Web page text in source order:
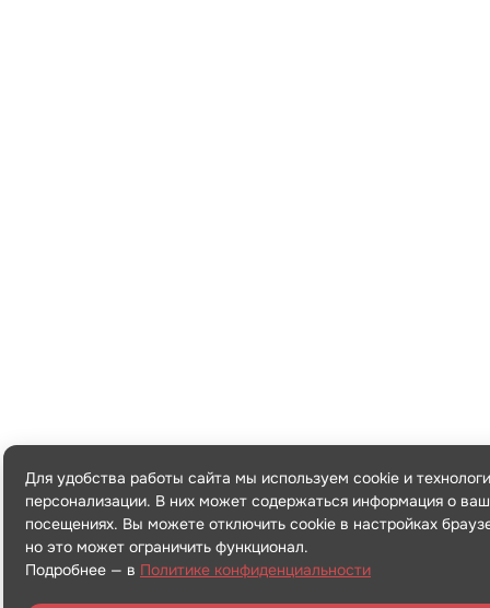
Для удобства работы сайта мы используем cookie и
персонализации. В них может содержаться информация о
посещениях. Вы можете отключить cookie в настройках
но это может ограничить функционал.
Подробнее — в Политике конфиденциальности